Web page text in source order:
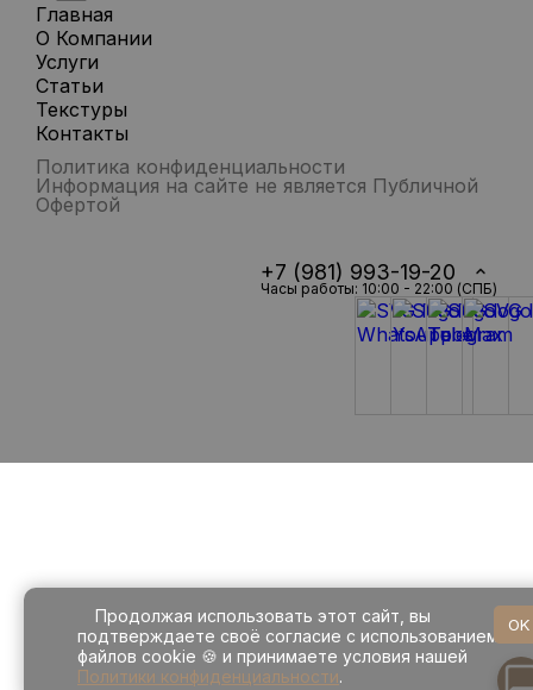
Главная
О Компании
Услуги
Статьи
Текстуры
Контакты
Политика конфиденциальности
Информация на сайте не является Публичной
Офертой
+7 (981) 993-19-20
Часы работы: 10:00 - 22:00 (СПБ)
Продолжая использовать этот сайт, вы
подтверждаете своё согласие с использованием
файлов cookie 🍪 и принимаете условия нашей
Политики конфиденциальности.
OK